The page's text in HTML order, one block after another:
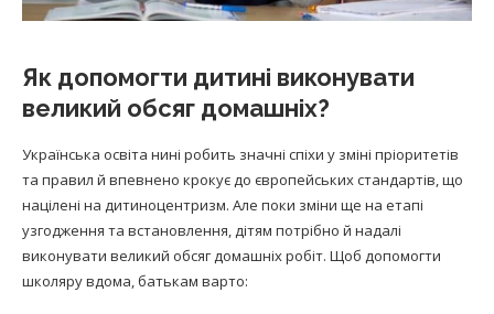
Як допомогти дитині виконувати
великий обсяг домашніх?
Українська освіта нині робить значні спіхи у зміні пріоритетів
та правил й впевнено крокує до європейських стандартів, що
націлені на дитиноцентризм. Але поки зміни ще на етапі
узгодження та встановлення, дітям потрібно й надалі
виконувати великий обсяг домашніх робіт. Щоб допомогти
школяру вдома, батькам варто: